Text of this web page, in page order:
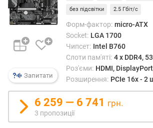
5
(
с
л
о
(
і
в
)
)
Запитати
без підсвітки 2.5 Гбіт/с
Форм-фактор: micro-ATX
Socket: LGA 1700
Чипсет: Intel B760
Слоти пам'яті: 4 х DDR4,
Роз'єми: HDMI,
Розширення: PCIe 16x - 2
6 259 — 6 741 грн.
3 пропозиції